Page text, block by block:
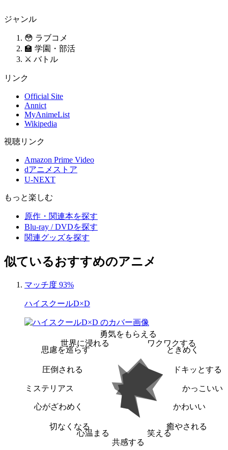
ジャンル
😳 ラブコメ
🏫 学園・部活
⚔️ バトル
リンク
Official Site
Annict
MyAnimeList
Wikipedia
視聴リンク
Amazon Prime Video
dアニメストア
U-NEXT
もっと楽しむ
原作・関連本を探す
Blu-ray / DVDを探す
関連グッズを探す
似ているおすすめのアニメ
マッチ度 93%
ハイスクールD×D
勇気をもらえる
ワクワクする
ときめく
ドキッとする
かっこいい
かわいい
癒やされる
笑える
共感する
心温まる
切なくなる
心がざわめく
ミステリアス
圧倒される
思慮を巡らす
世界に浸れる